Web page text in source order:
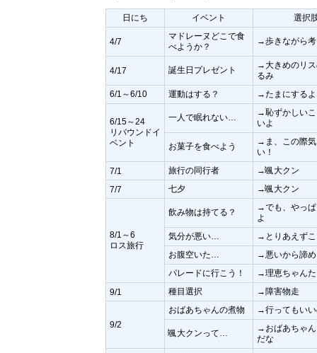
日にち イベント 選択
4/7
マドレーヌどこで食
べようか？
→歩きながら
4/17 誕生日プレゼント
→大きめのリ
るみ
6/1～6/10
運動はする？ →たまにするよ
6/15～24
リバウンドイ
ベント
一人で眠れない…
→恥ずかしい
いよ
お菓子を食べよう
→ま、この際
い！
7/1 旅行の同行者 →颯大クン
7/7 七夕 →颯大クン
8/1～6
ロス旅行
飲み物は持てる？
→でも、やっ
よ
気分が悪い…
→とりあえず
お腹空いた…
→悪いから諦
パレードに行こう！
→理恵ちゃん
9/1 種目選択 →障害物走
9/2
おばあちゃんの煮物 →行ってもい
颯大クンって…
→おばあちゃ
だな